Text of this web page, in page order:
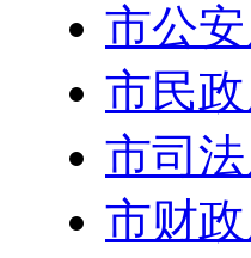
市公
市民
市司
市财